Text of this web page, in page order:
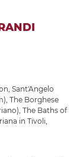
, Sant'Angelo
, The Borghese
, The Baths of
in Tivoli,